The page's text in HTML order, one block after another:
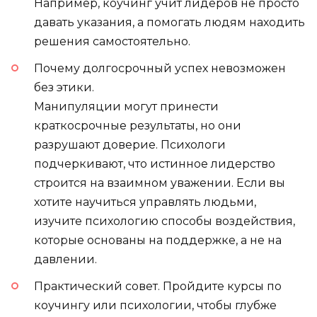
Например, коучинг учит лидеров не просто
давать указания, а помогать людям находить
решения самостоятельно.
Почему долгосрочный успех невозможен
без этики.
Манипуляции могут принести
краткосрочные результаты, но они
разрушают доверие. Психологи
подчеркивают, что истинное лидерство
строится на взаимном уважении. Если вы
хотите научиться управлять людьми,
изучите психологию способы воздействия,
которые основаны на поддержке, а не на
давлении.
Практический совет. Пройдите курсы по
коучингу или психологии, чтобы глубже